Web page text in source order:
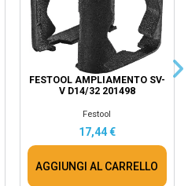
FESTOOL AMPLIAMENTO SV-
V D14/32 201498
Festool
17,44 €
AGGIUNGI AL CARRELLO